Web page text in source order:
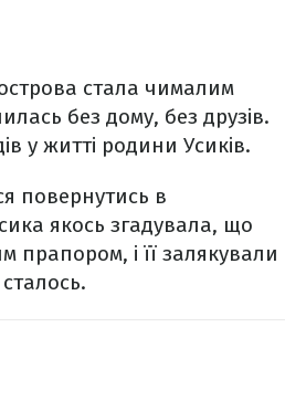
стала чималим
без дому, без друзів.
у житті родини Усиків.
повернутись в
якось згадувала, що
прапором, і її залякували